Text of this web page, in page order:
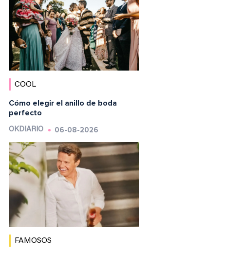
COOL
Cómo elegir el anillo de boda
perfecto
OKDIARIO 06-08-2026
FAMOSOS